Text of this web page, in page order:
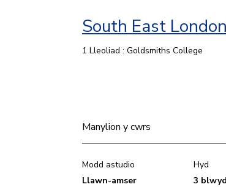
South East
1 Lleoliad : Goldsmiths College
Manylion y cwrs
Modd astudio
Llawn-amser
Hyd
3